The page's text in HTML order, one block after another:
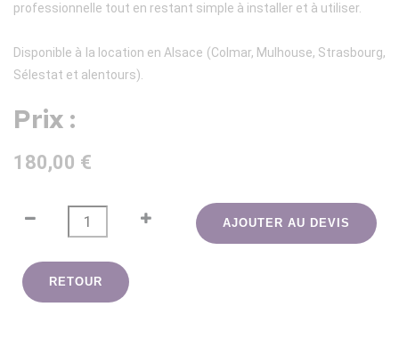
professionnelle tout en restant simple à installer et à utiliser.
Disponible à la location en Alsace (Colmar, Mulhouse, Strasbourg,
Sélestat et alentours).
Prix :
180,00 €
AJOUTER AU DEVIS
RETOUR